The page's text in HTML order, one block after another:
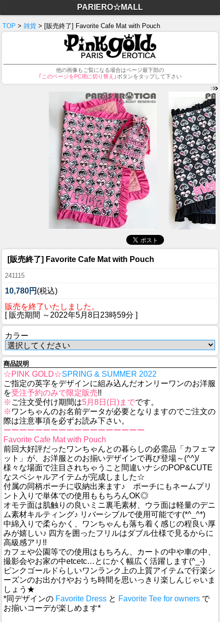
PARIERO☆MALL
TOP > 雑貨 > [販売終了] Favorite Cafe Mat with Pouch
他の画像もご覧になる場合はページ最下部の
｢このページをPC用に切り替え｣ ボタンをタップして下さい
[販売終了] Favorite Cafe Mat with Pouch
241115
10,780円 (税込)
販売を終了いたしました。
[ 販売期間 ～ 2022年5月8日23時59分 ]
カラー
商品説明
☆PINK GOLD☆SPRING & SUMMER 2022
ご指定の英字をデザインに組み込んだオンリーワンのお洋服
を受注予約のみで限定販売!!
※ ご注文受付け期間は5月8日(日)までです。
※ ワンちゃんのお名前データが必要となりますのでご注文の
際は注意事項を必ずお読み下さい。
ーーーーーーーーーーーーーーーーーー
Favorite Cafe Mat with Pouch
前回大好評だったワンちゃんとの暮らしの必需品「カフェマ
ット」が、お洋服とのお揃いデザインで再び登場～(^^)/
様々な場面で注目されちゃうこと間違いナシのPOP&CUTE
なスペシャルアイテムが完成しました☆
付属の同柄ポーチに収納出来ます♪ ポーチにもネームプリ
ント入りで単体での使用ももちろんOK◎
オモテ面は肌触りの良いミニ裏毛素材、ウラ面は軽量のデニ
ム素材キルティング♪ リバーシブルで使用可能です(*^_^*)
中綿入りで柔らかく、ワンちゃんも落ち着く感じの程良い厚
みが嬉しい♪ 四方を囲ったフリルはダブル仕様で見るからに
高級感アリ!!
カフェや公園等での使用はもちろん、カートの中や車の中、
撮影会やお家の中etcetc…とにかく幅広く活躍します(^_-)
ピンクゴールドらしいワンランク上の上質アイテムで行楽シ
ーズンのお出かけやおうち時間を思いっきり楽しんじゃいま
しょう★
*同デザインの Favorite Dress と Favorite Tee for owners で
お揃いコーデが楽しめます*